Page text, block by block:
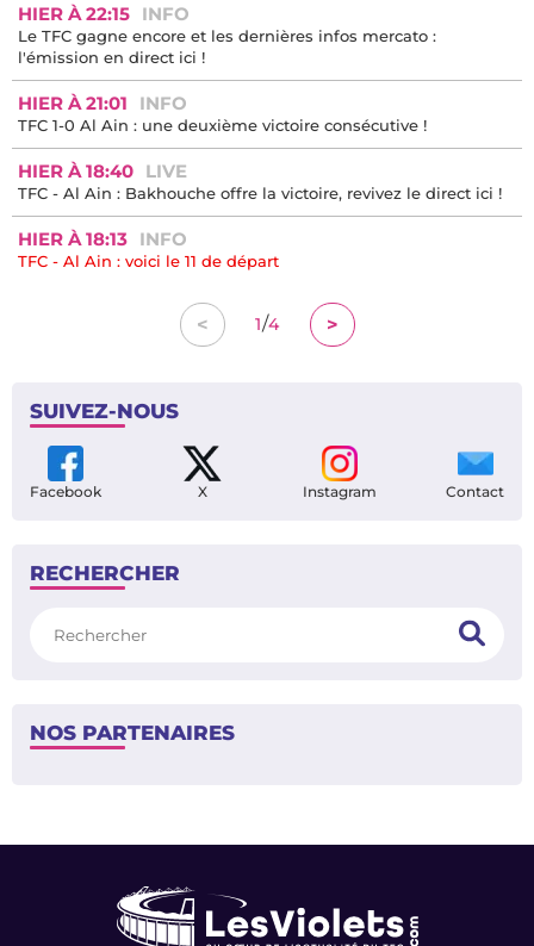
HIER À 22:15 INFO
Le TFC gagne encore et les dernières infos mercato :
l'émission en direct ici !
HIER À 21:01 INFO
TFC 1-0 Al Ain : une deuxième victoire consécutive !
HIER À 18:40 LIVE
TFC - Al Ain : Bakhouche offre la victoire, revivez le direct ici !
HIER À 18:13 INFO
TFC - Al Ain : voici le 11 de départ
< 1/4 >
SUIVEZ-NOUS
Facebook X Instagram Contact
RECHERCHER
NOS PARTENAIRES